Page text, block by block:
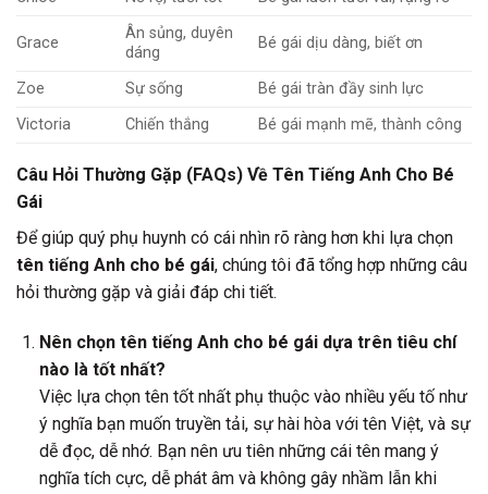
Grace
Ân sủng, duyên
dáng
Bé gái dịu dàng, biết ơn
Zoe Sự sống
Bé gái tràn đầy sinh lực
Victoria
Chiến thắng Bé gái mạnh mẽ, thành công
Câu Hỏi Thường Gặp (FAQs) Về Tên Tiếng Anh Cho Bé
Gái
Để giúp quý phụ huynh có cái nhìn rõ ràng hơn khi lựa chọn
tên tiếng Anh cho bé gái, chúng tôi đã tổng hợp những câu
hỏi thường gặp và giải đáp chi tiết.
Nên chọn tên tiếng Anh cho bé gái dựa trên tiêu chí
nào là tốt nhất?
Việc lựa chọn tên tốt nhất phụ thuộc vào nhiều yếu tố như
ý nghĩa bạn muốn truyền tải, sự hài hòa với tên Việt, và sự
dễ đọc, dễ nhớ. Bạn nên ưu tiên những cái tên mang ý
nghĩa tích cực, dễ phát âm và không gây nhầm lẫn khi